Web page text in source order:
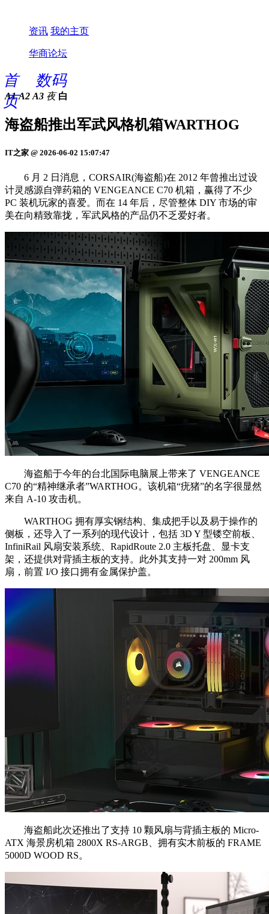
资讯 我的主页
华商论坛
首
页
数码
A1 A2 A3 夜 白
海盗船推出军武风格机箱WARTHOG
IT之家 @ 2026-06-02 15:07:47
6 月 2 日消息，CORSAIR(海盗船)在 2012 年曾推出过设
计灵感源自弹药箱的 VENGEANCE C70 机箱，赢得了不少
PC 装机玩家的喜爱。而在 14 年后，尽管整体 DIY 市场的审
美在向精致靠拢，军武风格的产品仍不乏爱好者。
海盗船于今年的台北国际电脑展上带来了 VENGEANCE
C70 的“精神继承者”WARTHOG。该机箱“疣猪”的名字很显然
来自 A-10 攻击机。
WARTHOG 拥有厚实钢结构、集成把手以及易于操作的
侧板，还导入了一系列的现代设计，包括 3D Y 型镂空前板、
InfiniRail 风扇安装系统、RapidRoute 2.0 主板托盘、显卡支
架，还提供对背插主板的支持。此外其支持一对 200mm 风
扇，前置 I/O 接口拥有金属保护盖。
海盗船此次还推出了支持 10 颗风扇与背插主板的 Micro-
ATX 海景房机箱 2800X RS-ARGB、拥有实木前板的 FRAME
5000D WOOD RS。